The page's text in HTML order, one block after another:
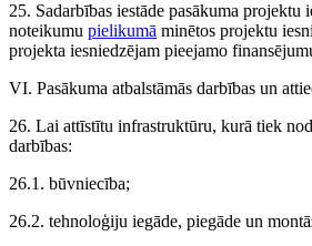
25. Sadarbības iestāde pasākuma
noteikumu ​pielikumā minētos projektu
projekta iesniedzējam pieejamo
VI. Pasākuma atbalstāmās darbības un
26. Lai attīstītu infrastruktūru, kurā tiek
darbības:
26.1. būvniecība;
26.2. tehnoloģiju iegāde, piegāde un